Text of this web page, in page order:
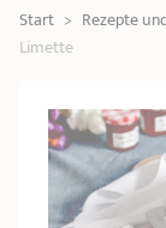
Kochtöpfe
Topfsets
Dämpfaufsätze
SPEZIELLE
Couscous-Töpfe
Wasserkessel
ZUBEHÖR,
IDEEN &
Start > Rezepte
Limette